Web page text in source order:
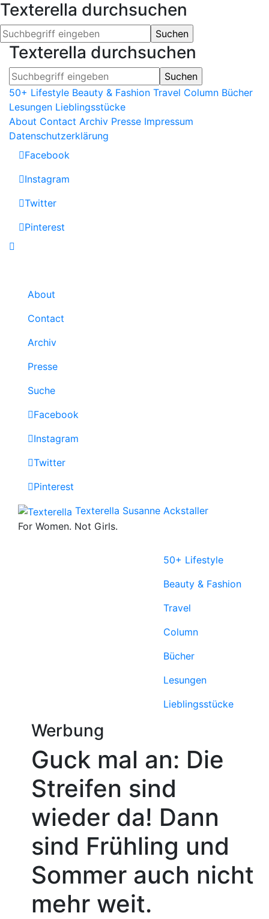
Texterella durchsuchen
Texterella durchsuchen
50+ Lifestyle Beauty & Fashion Travel Column Bücher
Lesungen Lieblingsstücke
About Contact Archiv Presse Impressum
Datenschutzerklärung
Facebook
Instagram
Twitter
Pinterest
About
Contact
Archiv
Presse
Suche
Facebook
Instagram
Twitter
Pinterest
Texterella Susanne Ackstaller
For Women. Not Girls.
50+ Lifestyle
Beauty & Fashion
Travel
Column
Bücher
Lesungen
Lieblings­stücke
Werbung
Guck mal an: Die
Streifen sind
wieder da! Dann
sind Frühling und
Sommer auch nicht
mehr weit.